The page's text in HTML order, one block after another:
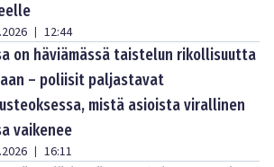
| 12:44
on häviämässä taistelun rikollisuutta
– poliisit paljastavat
mistä asioista virallinen
vaikenee
| 16:11